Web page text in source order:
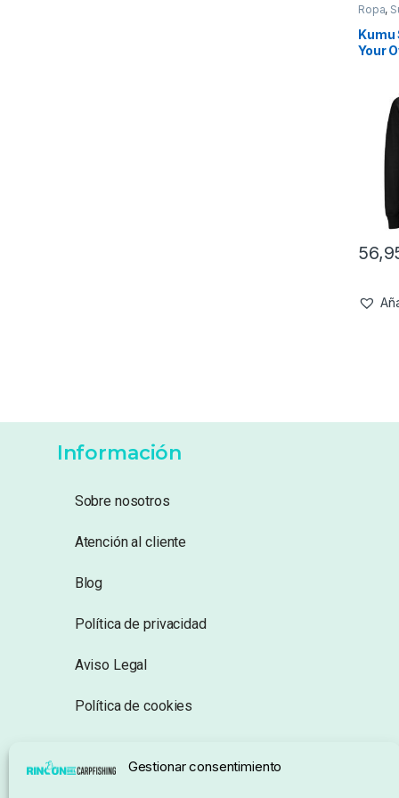
Gestionar consentimiento
Ropa,
Kumu
Your
Información
Sobre nosotros
Atención al cliente
Blog
Política de privacidad
Aviso Legal
Política de cookies